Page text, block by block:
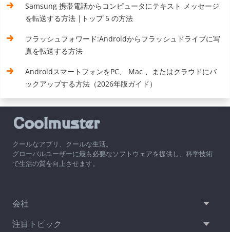
Samsung 携帯電話からコンピュータにテキスト メッセージ
を転送する方法 |トップ 5 の方法
フラッシュフォワード:Androidからフラッシュドライブに写
真を転送する方法
AndroidスマートフォンをPC、 Mac 、またはクラウドにバ
ックアップする方法（2026年版ガイド）
クールなアプリ、クールな生活。
グローバルユーザーに最も必要なソフトウェアを提供し、科学技術
で生活の質を向上させます。
会社
注目トピック